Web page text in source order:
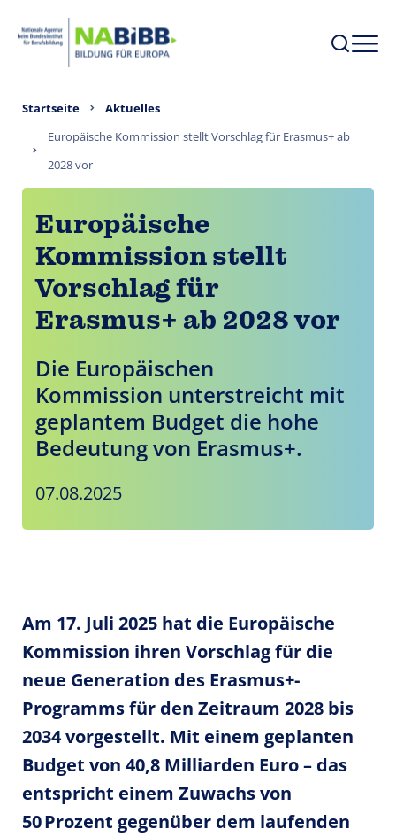
Startseite
Aktuelles
Europäische Kommission stellt Vorschlag für Erasmus+ ab
2028 vor
Europäische
Kommission stellt
Vorschlag für
Erasmus+ ab 2028 vor
Die Europäischen
Kommission unterstreicht mit
geplantem Budget die hohe
Bedeutung von Erasmus+.
07.08.2025
Am 17. Juli 2025 hat die Europäische
Kommission ihren Vorschlag für die
neue Generation des Erasmus+-
Programms für den Zeitraum 2028 bis
2034 vorgestellt. Mit einem geplanten
Budget von 40,8 Milliarden Euro – das
entspricht einem Zuwachs von
50 Prozent gegenüber dem laufenden